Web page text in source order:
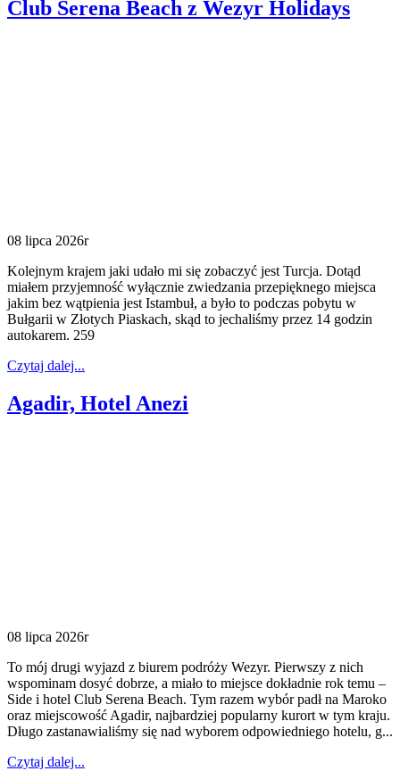
Club Serena Beach z Wezyr Holidays
08 lipca 2026r
Kolejnym krajem jaki udało mi się zobaczyć jest Turcja. Dotąd
miałem przyjemność wyłącznie zwiedzania przepięknego miejsca
jakim bez wątpienia jest Istambuł, a było to podczas pobytu w
Bułgarii w Złotych Piaskach, skąd to jechaliśmy przez 14 godzin
autokarem. 259
Czytaj dalej...
Agadir, Hotel Anezi
08 lipca 2026r
To mój drugi wyjazd z biurem podróży Wezyr. Pierwszy z nich
wspominam dosyć dobrze, a miało to miejsce dokładnie rok temu –
Side i hotel Club Serena Beach. Tym razem wybór padł na Maroko
oraz miejscowość Agadir, najbardziej popularny kurort w tym kraju.
Długo zastanawialiśmy się nad wyborem odpowiedniego hotelu, g...
Czytaj dalej...